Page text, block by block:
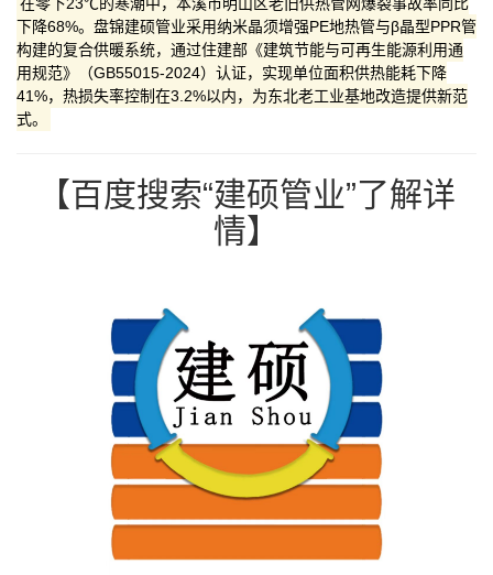
在零下23℃的寒潮中，本溪市明山区老旧供热管网爆裂事故率同比
下降‌68%‌。盘锦建硕管业采用‌纳米晶须增强PE地热管‌与‌β晶型PPR管‌
构建的复合供暖系统，通过住建部《建筑节能与可再生能源利用通
用规范》（GB55015-2024）认证，实现单位面积供热能耗下降‌
41%‌，热损失率控制在‌3.2%‌以内，为东北老工业基地改造提供新范
式。
【百度搜索“建硕管业”了解详
情】